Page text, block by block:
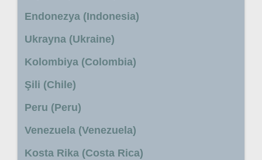
Endonezya (Indonesia)
Ukrayna (Ukraine)
Kolombiya (Colombia)
Şili (Chile)
Peru (Peru)
Venezuela (Venezuela)
Kosta Rika (Costa Rica)